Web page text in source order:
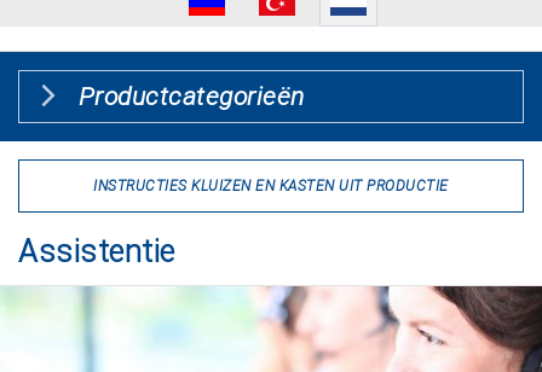
Productcategorieën
INSTRUCTIES KLUIZEN EN KASTEN UIT PRODUCTIE
Assistentie